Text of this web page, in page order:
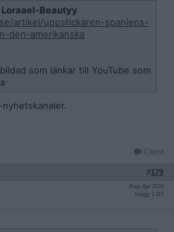
Loraael-Beautyy
artikel/uppstickaren-spaniens-
den-amerikanska
som länkar till YouTube som
Citera
#179
Reg: Apr 2024
Inlägg: 1 115